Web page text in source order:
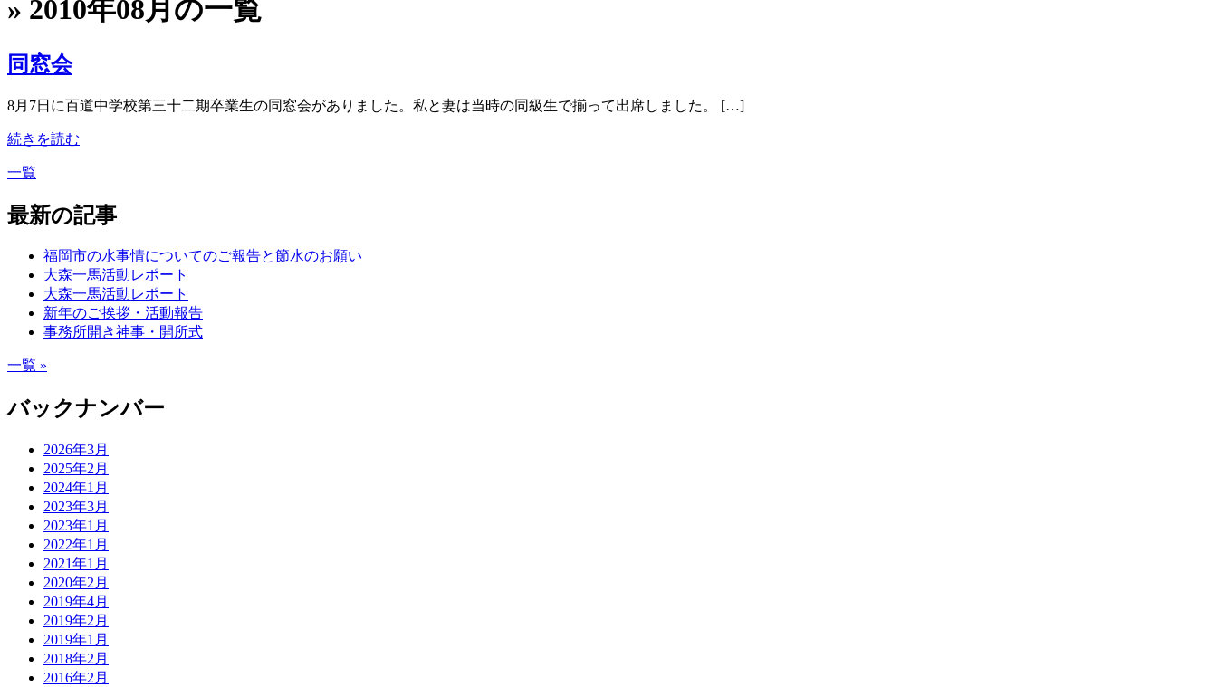
» 2010年08月の一覧
同窓会
8月7日に百道中学校第三十二期卒業生の同窓会がありました。私と妻は当時の同級生で揃って出席しました。 […]
続きを読む
一覧
最新の記事
福岡市の水事情についてのご報告と節水のお願い
大森一馬活動レポート
大森一馬活動レポート
新年のご挨拶・活動報告
事務所開き神事・開所式
一覧 »
バックナンバー
2026年3月
2025年2月
2024年1月
2023年3月
2023年1月
2022年1月
2021年1月
2020年2月
2019年4月
2019年2月
2019年1月
2018年2月
2016年2月